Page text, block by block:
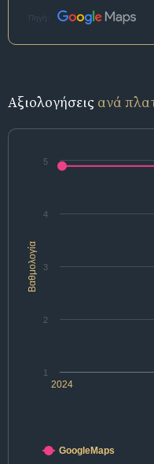
Πηγή:
Αξιολογήσεις ανά
Βαθμολογία
2024
1
2
3
4
5
GoogleMaps